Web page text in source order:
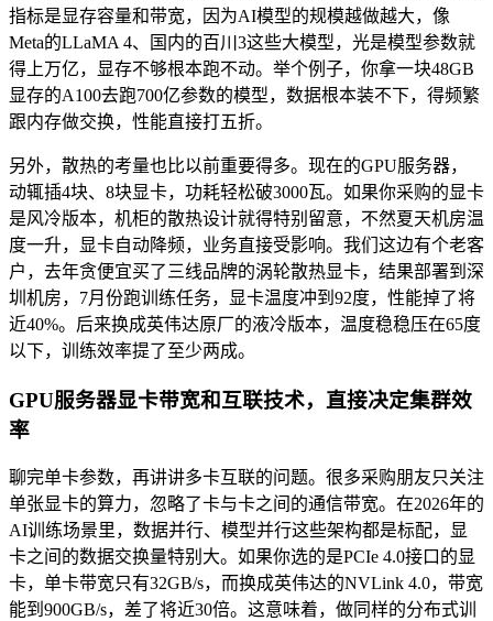
指标是显存容量和带宽，因为AI模型的规模越做越大，像
Meta的LLaMA 4、国内的百川3这些大模型，光是模型参数就
得上万亿，显存不够根本跑不动。举个例子，你拿一块48GB
显存的A100去跑700亿参数的模型，数据根本装不下，得频繁
跟内存做交换，性能直接打五折。
另外，散热的考量也比以前重要得多。现在的GPU服务器，
动辄插4块、8块显卡，功耗轻松破3000瓦。如果你采购的显卡
是风冷版本，机柜的散热设计就得特别留意，不然夏天机房温
度一升，显卡自动降频，业务直接受影响。我们这边有个老客
户，去年贪便宜买了三线品牌的涡轮散热显卡，结果部署到深
圳机房，7月份跑训练任务，显卡温度冲到92度，性能掉了将
近40%。后来换成英伟达原厂的液冷版本，温度稳稳压在65度
以下，训练效率提了至少两成。
GPU服务器显卡带宽和互联技术，直接决定集群效
率
聊完单卡参数，再讲讲多卡互联的问题。很多采购朋友只关注
单张显卡的算力，忽略了卡与卡之间的通信带宽。在2026年的
AI训练场景里，数据并行、模型并行这些架构都是标配，显
卡之间的数据交换量特别大。如果你选的是PCIe 4.0接口的显
卡，单卡带宽只有32GB/s，而换成英伟达的NVLink 4.0，带宽
能到900GB/s，差了将近30倍。这意味着，做同样的分布式训